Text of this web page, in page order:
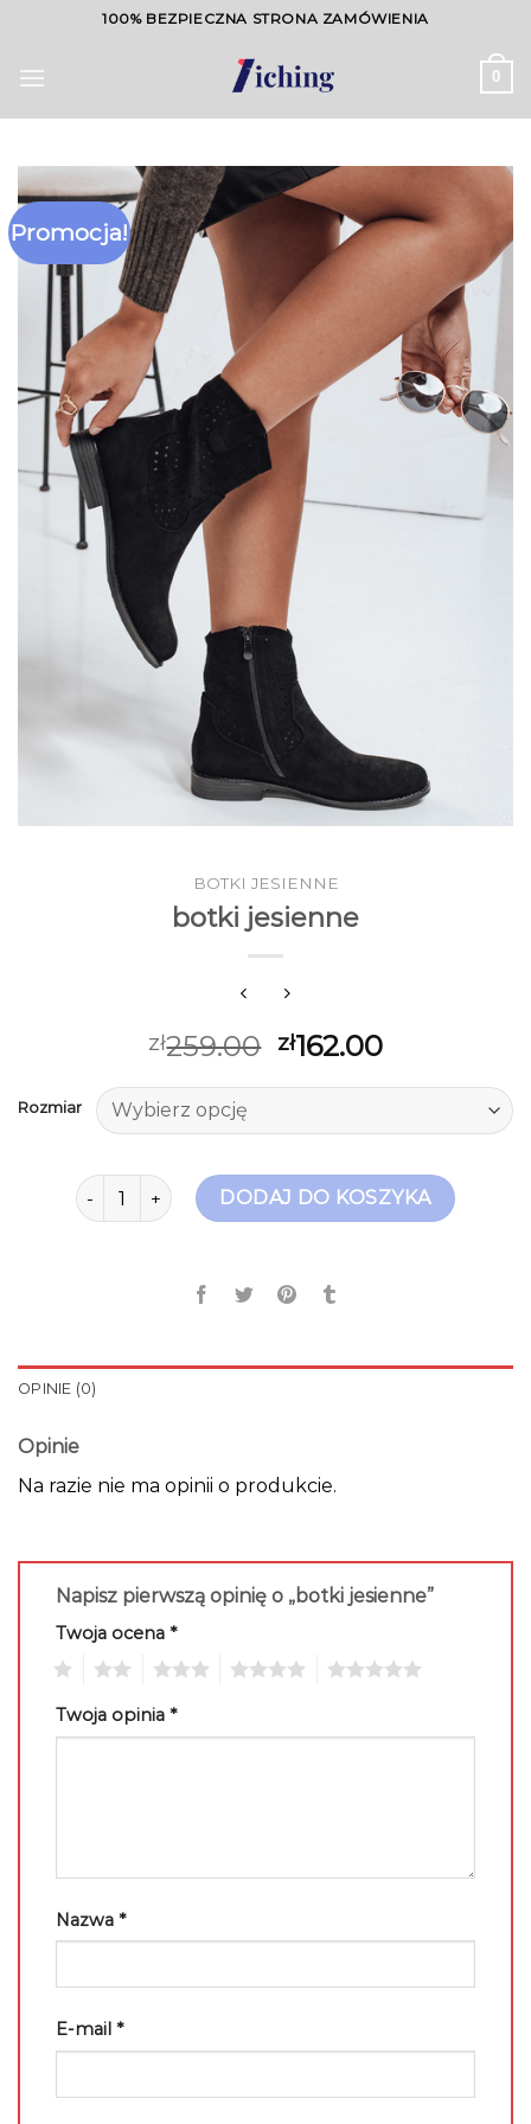
content
100% BEZPIECZNA STRONA ZAMÓWIENIA
0
Promocja!
BOTKI JESIENNE
botki jesienne
zł259.00 zł162.00
Rozmiar
ilość botki jesienneDODAJ DO KOSZYKA
OPINIE (0)
Opinie
Na razie nie ma opinii o produkcie.
Napisz pierwszą opinię o „botki jesienne”
Twoja ocena *
Twoja opinia *
Nazwa *
E-mail *